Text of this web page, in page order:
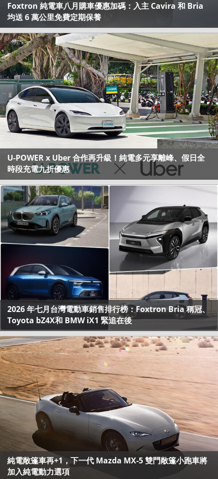
Foxtron 純電車八月購車優惠加碼：入主 Cavira 和 Bria
均送 6 萬公里免費定期保養
U-POWER x Uber 合作再升級！純電多元享離峰、假日全
時段充電九折優惠
2026 年七月台灣電動車銷售排行榜：Foxtron Bria 稱冠、
Toyota bZ4X和 BMW iX1 緊追在後
純電敞篷車再+1，下一代 Mazda MX-5 雙門敞篷小跑車將
加入純電動力選項